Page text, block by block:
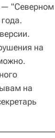
— "Северном
на
на